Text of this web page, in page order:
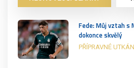
Fede: Můj vztah s
dokonce skvělý
PŘÍPRAVNÉ